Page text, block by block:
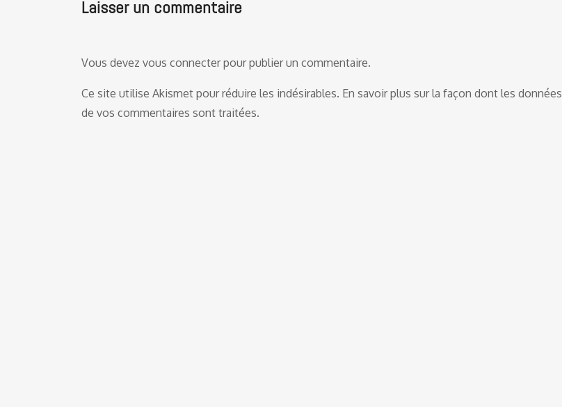
Laisser un commentaire
Vous devez vous connecterpour publier un commentaire.
Ce site utilise Akismet pour réduire les indésirables. En savoir plus sur la façon dont les données
de vos commentaires sont traitées.